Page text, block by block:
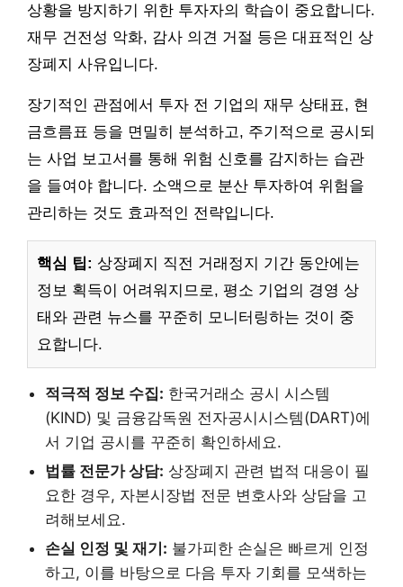
상황을 방지하기 위한 투자자의 학습이 중요합니다.
재무 건전성 악화, 감사 의견 거절 등은 대표적인 상
장폐지 사유입니다.
장기적인 관점에서 투자 전 기업의 재무 상태표, 현
금흐름표 등을 면밀히 분석하고, 주기적으로 공시되
는 사업 보고서를 통해 위험 신호를 감지하는 습관
을 들여야 합니다. 소액으로 분산 투자하여 위험을
관리하는 것도 효과적인 전략입니다.
핵심 팁: 상장폐지 직전 거래정지 기간 동안에는
정보 획득이 어려워지므로, 평소 기업의 경영 상
태와 관련 뉴스를 꾸준히 모니터링하는 것이 중
요합니다.
적극적 정보 수집: 한국거래소 공시 시스템
(KIND) 및 금융감독원 전자공시시스템(DART)에
서 기업 공시를 꾸준히 확인하세요.
법률 전문가 상담: 상장폐지 관련 법적 대응이 필
요한 경우, 자본시장법 전문 변호사와 상담을 고
려해보세요.
손실 인정 및 재기: 불가피한 손실은 빠르게 인정
하고, 이를 바탕으로 다음 투자 기회를 모색하는